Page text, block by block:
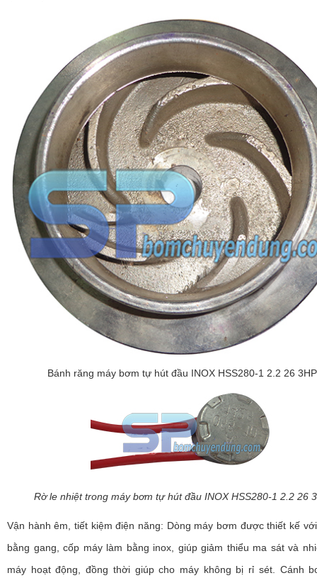
Bánh răng máy bơm tự hút đầu INOX HSS280-1 2.2 26 3HP
Rờ le nhiệt trong máy bơm tự hút đầu INOX HSS280-1 2.2 26
Vận hành êm, tiết kiệm điện năng: Dòng máy bơm được thiết kế
bằng gang, cốp máy làm bằng inox, giúp giảm thiểu ma sát và
máy hoạt động, đồng thời giúp cho máy không bị rỉ sét. Cánh